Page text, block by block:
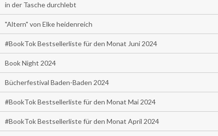
in der Tasche durchlebt
"Altern" von Elke heidenreich
#BookTok Bestsellerliste für den Monat Juni 2024
Book Night 2024
Bücherfestival Baden-Baden 2024
#BookTok Bestsellerliste für den Monat Mai 2024
#BookTok Bestsellerliste für den Monat April 2024